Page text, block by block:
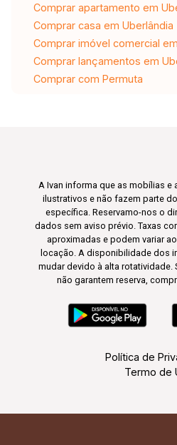
Comprar apartamento em
Comprar casa em Uberlândia
Comprar imóvel comercial
Comprar lançamentos em
Comprar com Permuta
A Ivan informa que as mobílias
ilustrativos e não fazem parte
específica. Reservamo-nos o
dados sem aviso prévio. Taxas
aproximadas e podem variar
locação. A disponibilidade dos
mudar devido à alta
não garantem reserva,
Política de
Termo de